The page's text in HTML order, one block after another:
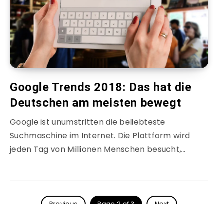
Google Trends 2018: Das hat die
Deutschen am meisten bewegt
Google ist unumstritten die beliebteste
Suchmaschine im Internet. Die Plattform wird
jeden Tag von Millionen Menschen besucht,…